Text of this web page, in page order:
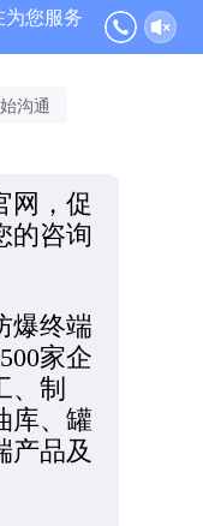
为您服务
沟通
网，促
的咨询
爆终端
家企
、制
库、罐
产品及